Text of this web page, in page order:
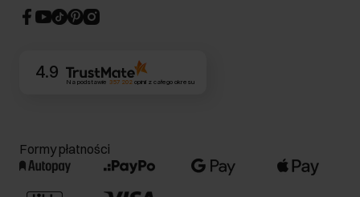
CSR
4.9
Na podstawie 357 202opinii z całego okresu
Formy płatności